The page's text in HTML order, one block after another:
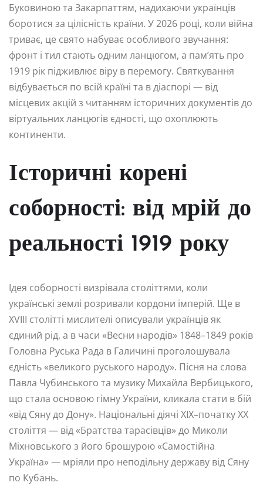
Буковиною та Закарпаттям, надихаючи українців
боротися за цілісність країни. У 2026 році, коли війна
триває, це свято набуває особливого звучання:
фронт і тил стають одним ланцюгом, а пам’ять про
1919 рік підживлює віру в перемогу. Святкування
відбувається по всій країні та в діаспорі — від
місцевих акцій з читанням історичних документів до
віртуальних ланцюгів єдності, що охоплюють
континенти.
Історичні корені
соборності: від мрій до
реальності 1919 року
Ідея соборності визрівала століттями, коли
українські землі розривали кордони імперій. Ще в
XVIII столітті мислителі описували українців як
єдиний рід, а в часи «Весни народів» 1848–1849 років
Головна Руська Рада в Галичині проголошувала
єдність «великого руського народу». Пісня на слова
Павла Чубинського та музику Михайла Вербицького,
що стала основою гімну України, кликала стати в бій
«від Сяну до Дону». Національні діячі XIX–початку XX
століття — від «Братства тарасівців» до Миколи
Міхновського з його брошурою «Самостійна
Україна» — мріяли про неподільну державу від Сяну
по Кубань.